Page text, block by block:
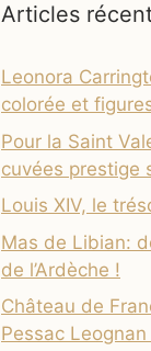
Articles
Leonora
colorée et
Pour la Saint
cuvées prestige
Louis XIV, le
Mas de Libian:
de l’Ardèche !
Château de
Pessac Leognan